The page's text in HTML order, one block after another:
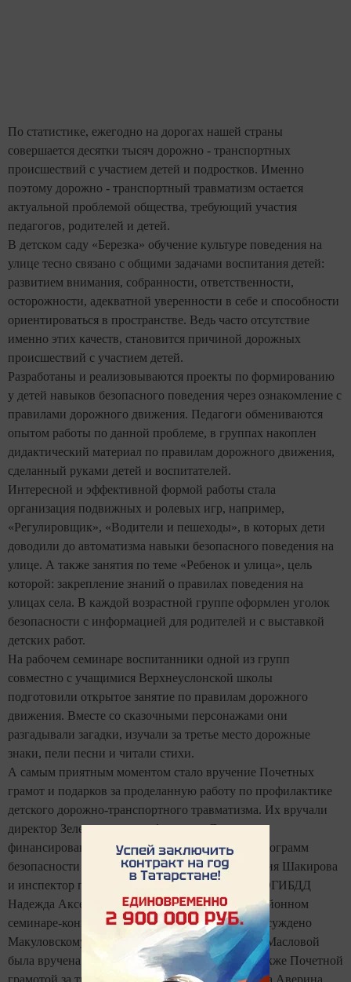
По статистике, ежегодно на дорогах нашей страны
совершается десятки тысяч дорожно - транспортных
происшествий с участием детей и подростков. Именно
поэтому дорожно - транспортный травматизм остается
актуальной проблемой общества, требующий участия
педагогов, родителей и детей.
В детском саду «Березка» обучение культуре поведения на
улице тесно связано с общими задачами воспитания детей:
развитием внимания, собранности, ответственности,
осторожности, адекватной уверенности в себе и способности
ориентироваться в пространстве. Ведь часто отсутствие
именно этих качеств, становится причиной дорожных
происшествий с участием детей.
Разработаны и реализовываются проекты по формированию
у детей навыков безопасного поведения через ознакомление с
правилами дорожного движения. Педагоги обмениваются
опытом работы по данной проблеме, в группах накоплен
дидактический материал по правилам дорожного движения,
сделанный руками детей и воспитателей.
Интересной и эффективной формой работы стала
организация подвижных и ролевых игр, например,
«Регулировщик», «Водители и пешеходы», в которых дети
доводили до автоматизма навыки безопасного поведения на
улице. А также занятия по теме «Ребенок и улица», цель
которой: закрепление знаний о правилах поведения на
улицах села. В каждой возрастной группе оформлен уголок
безопасности с информацией для родителей и с выставкой
детских работ.
На рабочем семинаре воспитанники одной из групп
совместно с учащимися Верхнеуслонской школы
подготовили открытое занятие по правилам дорожного
движения. Вместе со сказочными персонажами они
разгадывали загадки, изучали за третье место дорожные
знаки, пели песни и читали стихи.
А самым приятным моментом стало вручение Почетных
грамот и подарков за проделанную работу по профилактике
детского дорожно-транспортного травматизма. Их вручали
директор Зеленодольского филиала «Дирекция
финансирования научных и образовательных программ
безопасности дорожного движения в РТ» Зульфия Шакирова
и инспектор по пропаганде Верхнеуслонского ОГИБДД
Надежда Аксенова. Третье место за участие в районном
семинаре-конкурсе «Зеленый огонек» было присуждено
Макуловскому детскому саду. Директору Елене Масловой
была вручена Почетная грамота и телевизор. Также Почетной
грамотой за третье место была награждена Ольга Аверина,